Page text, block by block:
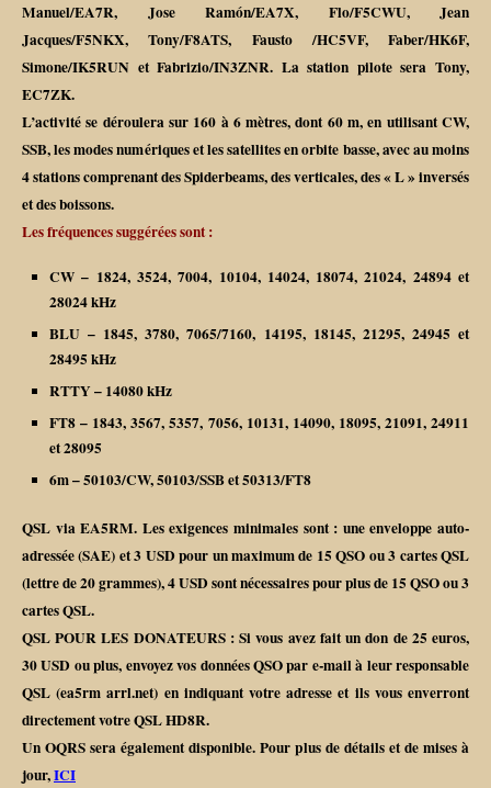
Manuel/EA7R, Jose Ramón/EA7X, Flo/F5CWU, Jean
Jacques/F5NKX, Tony/F8ATS, Fausto /HC5VF, Faber/HK6F,
Simone/IK5RUN et Fabrizio/IN3ZNR. La station pilote sera Tony,
EC7ZK.
L’activité se déroulera sur 160 à 6 mètres, dont 60 m, en utilisant CW,
SSB, les modes numériques et les satellites en orbite basse, avec au moins
4 stations comprenant des Spiderbeams, des verticales, des « L » inversés
et des boissons.
Les fréquences suggérées sont :
CW – 1824, 3524, 7004, 10104, 14024, 18074, 21024, 24894 et
28024 kHz
BLU – 1845, 3780, 7065/7160, 14195, 18145, 21295, 24945 et
28495 kHz
RTTY – 14080 kHz
FT8 – 1843, 3567, 5357, 7056, 10131, 14090, 18095, 21091, 24911
et 28095
6m – 50103/CW, 50103/SSB et 50313/FT8
QSL via EA5RM. Les exigences minimales sont : une enveloppe auto-
adressée (SAE) et 3 USD pour un maximum de 15 QSO ou 3 cartes QSL
(lettre de 20 grammes), 4 USD sont nécessaires pour plus de 15 QSO ou 3
cartes QSL.
QSL POUR LES DONATEURS : Si vous avez fait un don de 25 euros,
30 USD ou plus, envoyez vos données QSO par e-mail à leur responsable
QSL (ea5rm arrl.net) en indiquant votre adresse et ils vous enverront
directement votre QSL HD8R.
Un OQRS sera également disponible. Pour plus de détails et de mises à
jour,ICI